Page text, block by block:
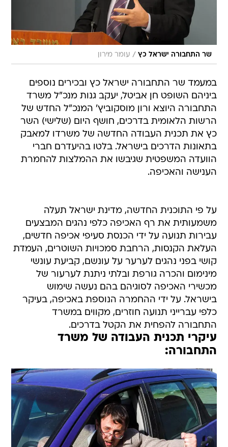
שר התחבורה ישראל כץ / עומר מירון
במעמד שר התחבורה ישראל כץ ובכירים נוספים
ביניהם השופט חן אביטל, יעקב גנות מנכ"ל משרד
התחבורה היוצא ורון מוסקוביץ' המנכ"ל החדש של
הרשות הלאומית בדרכים, חושף היום (שלישי) השר
כץ את תכנית העבודה החדשה של משרדו למאבק
בתאונות הדרכים בישראל. בלטו בהיעדרם חברי
הוועדה המשפטית שגיבשו את ההמלצות להחמרת
הענישה והאכיפה.
על פי התוכנית החדשה, מדינת ישראל תעלה
משמעותית את רף האכיפה כלפי נהגים המבצעים
עבירות תנועה על ידי הכנסת סעיפי אכיפה חדשים,
העלאת הקנסות, הרחבת סמכויות השוטרים, העמדת
קושי בפני נהגים לערער על עונשם, קביעת עונשי
מינימום והכרה גורפת ובלתי ניתנת לערעור של
מכשירי האכיפה לסוגיהם בהם נעשה שימוש
בישראל. על ידי ההחמרה הנוספת באכיפה, בעיקר
כלפי עברייני תנועה חוזרים, מקווים במשרד
התחבורה להפחית את הקטל בדרכים.
עיקרי תכנית העבודה של משרד
התחבורה: